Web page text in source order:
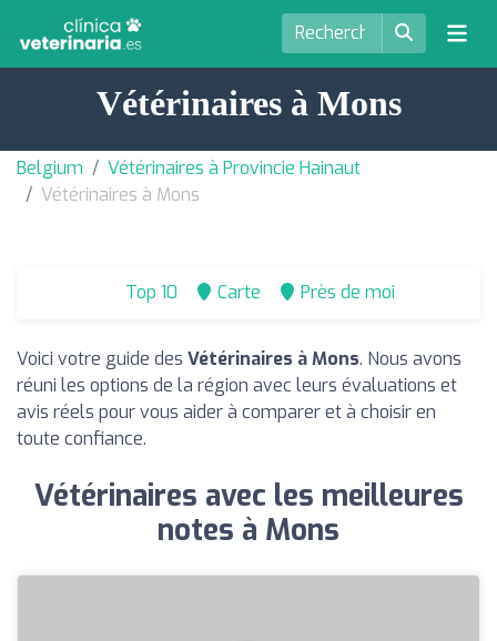
Vétérinaires à Mons
Belgium
Vétérinaires à Provincie Hainaut
Vétérinaires à Mons
Top 10 Carte Près de moi
Voici votre guide des Vétérinaires à Mons. Nous avons
réuni les options de la région avec leurs évaluations et
avis réels pour vous aider à comparer et à choisir en
toute confiance.
Vétérinaires avec les meilleures
notes à Mons